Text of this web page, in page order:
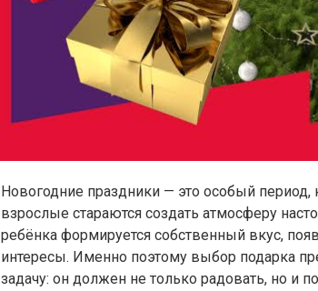
Новогодние праздники — это особый
взрослые стараются создать атмосферу
ребёнка формируется собственный вкус,
интересы. Именно поэтому выбор подарка
задачу: он должен не только радовать, но и